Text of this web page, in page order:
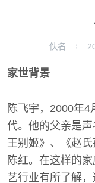
佚名
家世背景
陈飞宇，2000年
代。他的父亲是
王别姬》、《赵
陈红。在这样的
艺行业有所了解